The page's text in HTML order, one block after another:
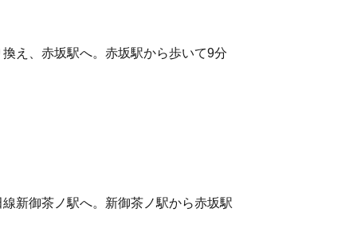
え、赤坂駅へ。赤坂駅から歩いて9分
新御茶ノ駅へ。新御茶ノ駅から赤坂駅